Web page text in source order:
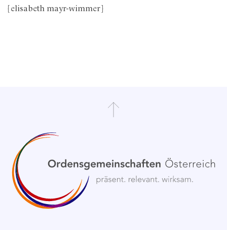
[elisabeth mayr-wimmer]